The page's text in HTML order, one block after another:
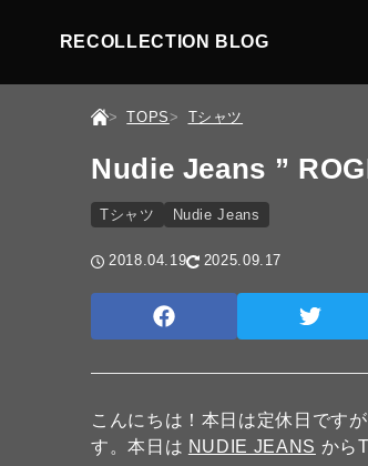
RECOLLECTION BLOG
TOPS Tシャツ
Nudie Jeans ”
Tシャツ Nudie Jeans
2018.04.19 2025.09.17
こんにちは！本日は定休日です
す。本日は NUDIE JEANS から